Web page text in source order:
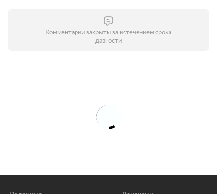
Комментарии закрыты за истечением срока
давности